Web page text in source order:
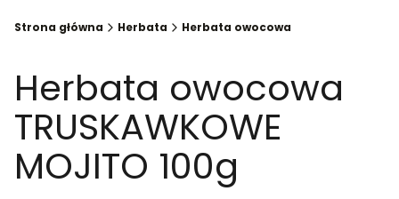
Strona główna Herbata Herbata owocowa
Herbata owocowa
TRUSKAWKOWE
MOJITO 100g